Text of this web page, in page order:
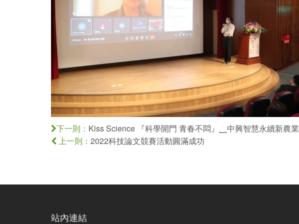
下一則： Kiss Science 『科學開門 青春不悶』╴中興智慧永續新農業
上一則： 2022科技論文競賽活動圓滿成功
站內連結